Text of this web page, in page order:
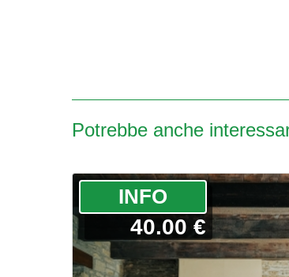
Potrebbe anche
­INFO
40.00 €